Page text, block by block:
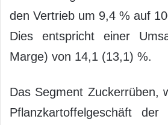
den Vertrieb um 9,4 % auf
Dies entspricht einer
Marge) von 14,1 (13,1) %.
Das Segment Zuckerrüben,
Pflanzkartoffelgeschäft der